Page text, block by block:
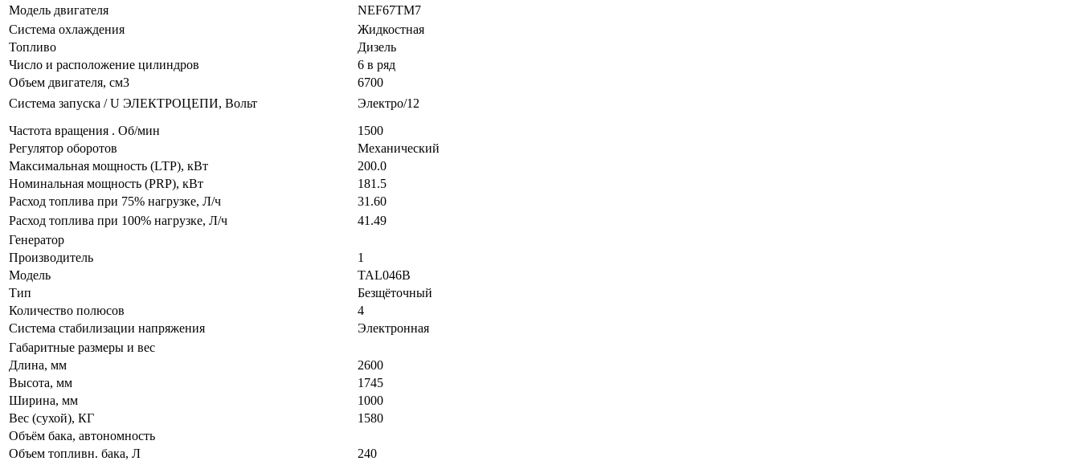
Модель двигателя
NEF67TM7
Система охлаждения
Жидкостная
Топливо
Дизель
Число и расположение цилиндров
6 в ряд
Объем двигателя, см3
6700
Система запуска / U ЭЛЕКТРОЦЕПИ, Вольт
Электро/12
Частота вращения . Об/мин
1500
Регулятор оборотов
Механический
Максимальная мощность (LTP), кВт
200.0
Номинальная мощность (PRP), кВт
181.5
Расход топлива при 75% нагрузке, Л/ч
31.60
Расход топлива при 100% нагрузке, Л/ч
41.49
Генератор
Производитель
1
Модель
TAL046B
Тип
Безщёточный
Количество полюсов
4
Система стабилизации напряжения
Электронная
Габаритные размеры и вес
Длина, мм
2600
Высота, мм
1745
Ширина, мм
1000
Вес (сухой), КГ
1580
Объём бака, автономность
Объем топливн. бака, Л
240